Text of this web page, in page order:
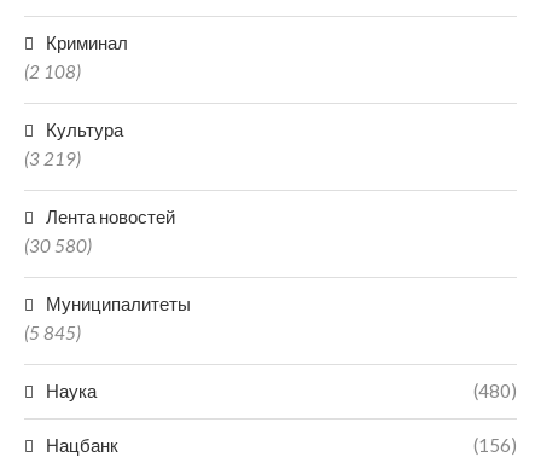
Криминал
(2 108)
Культура
(3 219)
Лента новостей
(30 580)
Муниципалитеты
(5 845)
Наука (480)
Нацбанк (156)